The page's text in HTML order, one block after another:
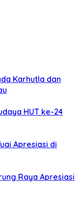
Karhutla dan
HUT ke-24
Apresiasi di
Raya Apresiasi